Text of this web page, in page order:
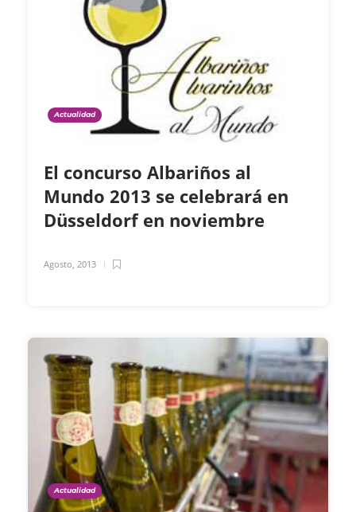
Actualidad
El concurso Albariños al
Mundo 2013 se celebrará en
Düsseldorf en noviembre
Agosto, 2013
Actualidad